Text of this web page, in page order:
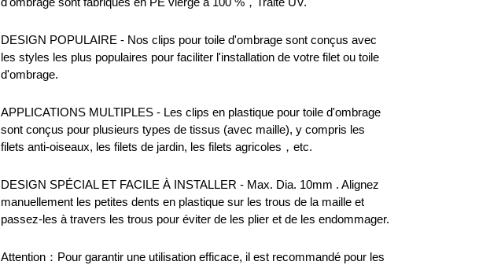
DESIGN POPULAIRE - Nos clips pour toile d'ombrage sont conçus avec
les styles les plus populaires pour faciliter l'installation de votre filet ou toile
d'ombrage.
APPLICATIONS MULTIPLES - Les clips en plastique pour toile d'ombrage
sont conçus pour plusieurs types de tissus (avec maille), y compris les
filets anti-oiseaux, les filets de jardin, les filets agricoles，etc.
DESIGN SPÉCIAL ET FACILE À INSTALLER - Max. Dia. 10mm . Alignez
manuellement les petites dents en plastique sur les trous de la maille et
passez-les à travers les trous pour éviter de les plier et de les endommager.
Attention：Pour garantir une utilisation efficace, il est recommandé pour les